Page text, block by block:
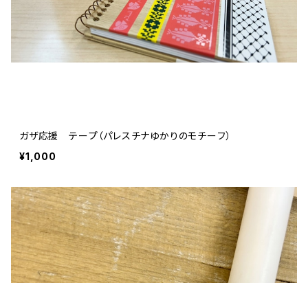
ガザ応援 テープ（パレスチナゆかりのモチーフ）
¥1,000